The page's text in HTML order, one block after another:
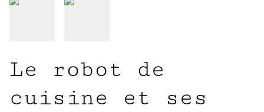
Le robot de
cuisine et ses